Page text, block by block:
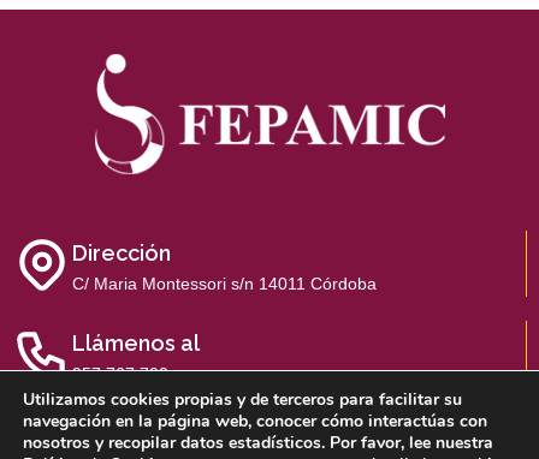
Dirección
C/ Maria Montessori s/n 14011 Córdoba
Llámenos al
957 767 700
Utilizamos cookies propias y de terceros para facilitar su
navegación en la página web, conocer cómo interactúas con
nosotros y recopilar datos estadísticos. Por favor, lee nuestra